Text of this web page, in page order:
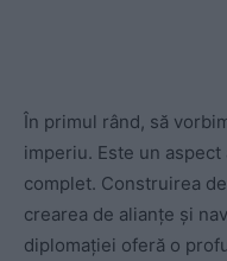
În primul rând, să
imperiu. Este un
complet. Construirea
crearea de alianțe și
diplomației oferă o